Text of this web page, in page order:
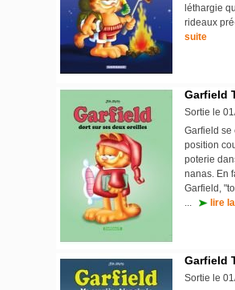
léthargie
rideaux
suite
Garfield
Sortie le
Garfield se
position
poterie
nanas. En
Garfield,
...
lire
Garfield
Sortie le